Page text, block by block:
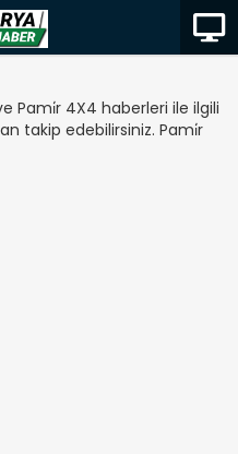
Pami̇r 4X4 haberleri ile ilgili
takip edebilirsiniz. Pami̇r